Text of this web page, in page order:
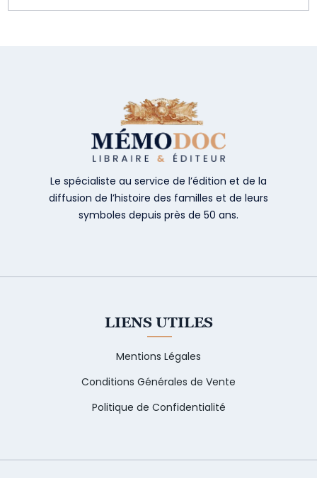
Le spécialiste au service de l’édition et de la
diffusion de l’histoire des familles et de leurs
symboles depuis près de 50 ans.
LIENS UTILES
Mentions Légales
Conditions Générales de Vente
Politique de Confidentialité